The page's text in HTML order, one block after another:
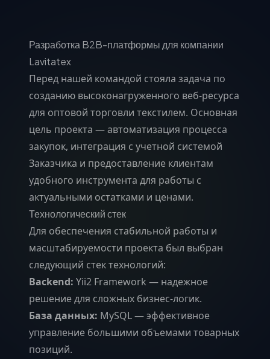
Разработка B2B-платформы для компании
Lavitatex
Перед нашей командой стояла задача по
созданию высоконагруженного веб-ресурса
для оптовой торговли текстилем. Основная
цель проекта — автоматизация процесса
закупок, интеграция с учетной системой
Заказчика и предоставление клиентам
удобного инструмента для работы с
актуальными остатками и ценами.
Технологический стек
Для обеспечения стабильной работы и
масштабируемости проекта был выбран
следующий стек технологий:
Backend: Yii2 Framework — надежное
решение для сложных бизнес-логик.
База данных: MySQL — эффективное
управление большими объемами товарных
позиций.